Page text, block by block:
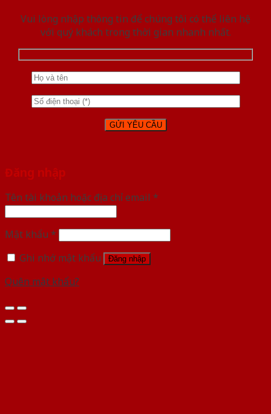
Vui lòng nhập thông tin để chúng tôi có thể liên hệ
với quý khách trong thời gian nhanh nhất.
Đăng nhập
Tên tài khoản hoặc địa chỉ email *
Mật khẩu *
Ghi nhớ mật khẩu
Đăng nhập
Quên mật khẩu?